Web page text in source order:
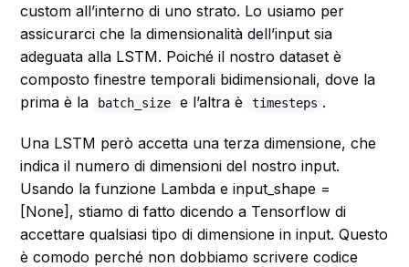
custom all’interno di uno strato. Lo usiamo per
assicurarci che la dimensionalità dell’input sia
adeguata alla LSTM. Poiché il nostro dataset è
composto finestre temporali bidimensionali, dove la
prima è la
batch_size e l’altra è timesteps .
Una LSTM però accetta una terza dimensione, che
indica il numero di dimensioni del nostro input.
Usando la funzione Lambda e input_shape =
[None], stiamo di fatto dicendo a Tensorflow di
accettare qualsiasi tipo di dimensione in input. Questo
è comodo perché non dobbiamo scrivere codice